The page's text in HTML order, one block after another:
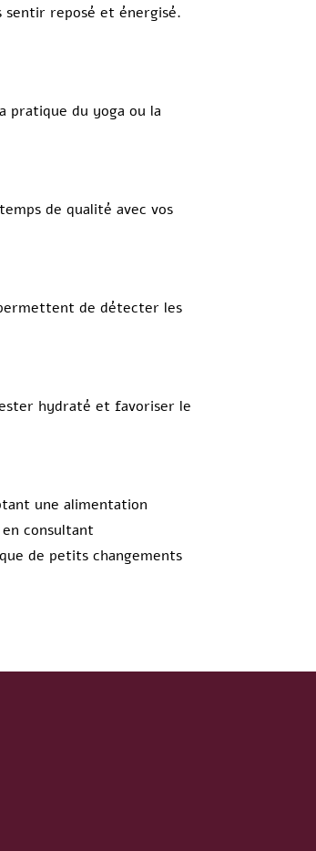
sentir reposé et énergisé.
pratique du yoga ou la
de qualité avec vos
de détecter les
hydraté et favoriser le
une alimentation
consultant
de petits changements